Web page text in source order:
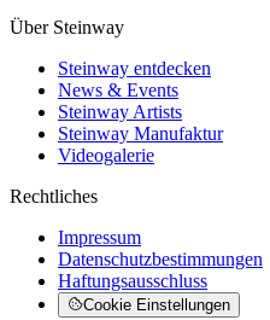
Über Steinway
Steinway entdecken
News & Events
Steinway Artists
Steinway Manufaktur
Videogalerie
Rechtliches
Impressum
Datenschutzbestimmungen
Haftungsausschluss
Cookie Einstellungen